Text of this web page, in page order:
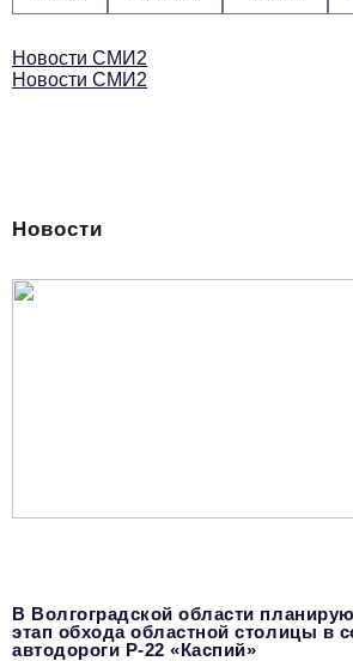
Новости СМИ2
Новости СМИ2
Новости
В Волгоградской области
этап обхода областной столицы в
автодороги Р-22 «Каспий»